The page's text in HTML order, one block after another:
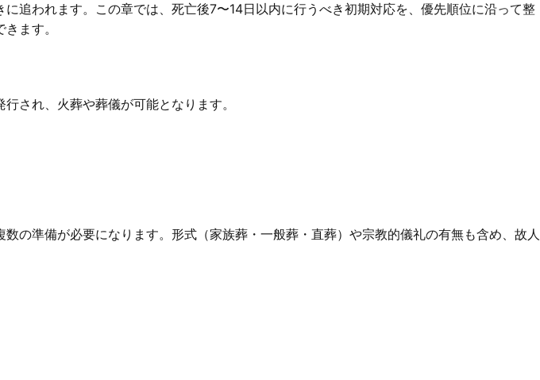
追われます。この章では、死亡後7〜14日以内に行うべき初期対応を、優先順位に沿って整
ます。
され、火葬や葬儀が可能となります。
の準備が必要になります。形式（家族葬・一般葬・直葬）や宗教的儀礼の有無も含め、故人